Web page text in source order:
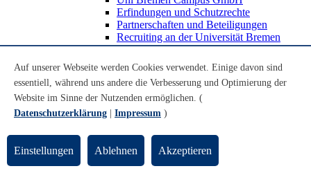
Erfindungen und Schutzrechte
Partnerschaften und Beteiligungen
Recruiting an der Universität Bremen
Weiterbildung an der Universität Bremen
Transfer mit Schule
Schülerinnen und Schüler
MINT-Schnupperstudium
Schulklassen
Lehrkräfte
UniTransfer - Servicestelle für Transferaktivitäten
Transfermagazin der Universität Bremen
Auf unserer Webseite werden Cookies verwendet. Einige davon sind
essentiell, während uns andere die Verbesserung und Optimierung der
Website im Sinne der Nutzenden ermöglichen. (
Datenschutzerklärung
Impressum )
Einstellungen Ablehnen Akzeptieren